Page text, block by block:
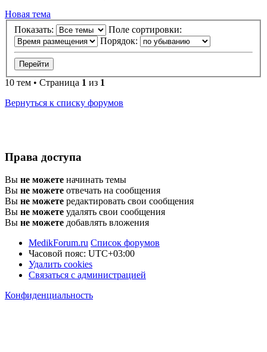
Новая тема
Показать:
Поле сортировки:
Порядок:
10 тем • Страница 1 из 1
Вернуться к списку форумов
Права доступа
Вы не можете начинать темы
Вы не можете отвечать на сообщения
Вы не можете редактировать свои сообщения
Вы не можете удалять свои сообщения
Вы не можете добавлять вложения
MedikForum.ru Список форумов
Часовой пояс: UTC+03:00
Удалить cookies
Связаться с администрацией
Конфиденциальность